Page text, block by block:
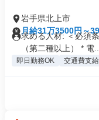
岩手県北上市
月給31万3500円～
求める人材: ＜必須
（第二種以上） * 電...
即日勤務OK 交通費支給